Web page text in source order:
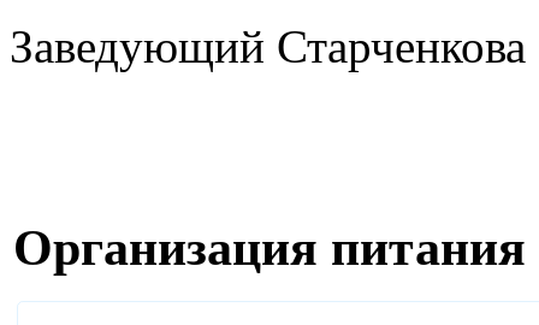
Заведующий
Организация питания